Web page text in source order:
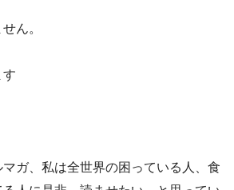
ん。
ガ、私は全世界の困っている人、食